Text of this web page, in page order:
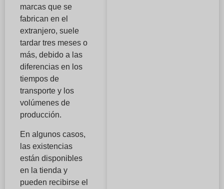
marcas que se
fabrican en el
extranjero, suele
tardar tres meses o
más, debido a las
diferencias en los
tiempos de
transporte y los
volúmenes de
producción.
En algunos casos,
las existencias
están disponibles
en la tienda y
pueden recibirse el